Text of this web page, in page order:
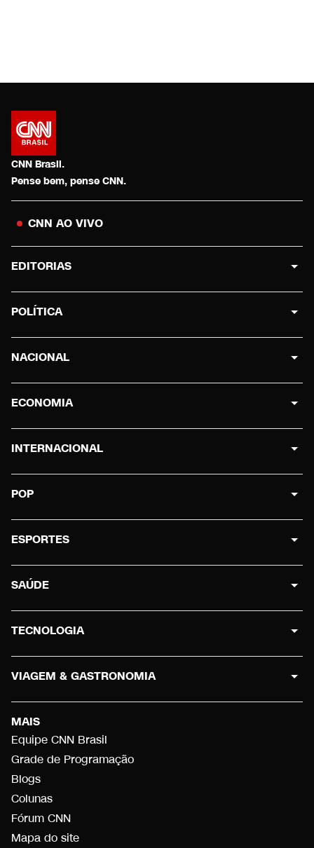
CNN Brasil.
Pense bem, pense CNN.
CNN AO VIVO
MAIS
Equipe CNN Brasil
Grade de Programação
Blogs
Colunas
Fórum CNN
Mapa do site
EDITORIAS
POLÍTICA
NACIONAL
ECONOMIA
INTERNACIONAL
POP
ESPORTES
SAÚDE
TECNOLOGIA
VIAGEM & GASTRONOMIA